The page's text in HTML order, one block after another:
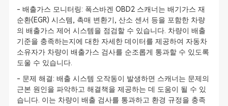
- 배출가스 모니터링: 폭스바겐 OBD2 스캐너는 배기가스 재
순환(EGR) 시스템, 촉매 변환기, 산소 센서 등을 포함한 차량
의 배출가스 제어 시스템을 점검할 수 있습니다. 차량이 배출
기준을 충족하는지에 대한 자세한 데이터를 제공하여 자동차
소유자가 차량이 배출가스 검사를 순조롭게 통과할 수 있도록
도울 수 있습니다.
- 문제 해결: 배출 시스템 오작동이 발생하면 스캐너는 문제의
근본 원인을 파악하고 해결책을 제공하는 데 도움이 될 수 있
습니다. 이는 차량이 배출 검사를 통과하고 환경 규정을 충족